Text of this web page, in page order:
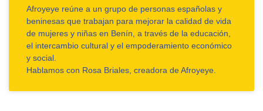
Afroyeye reúne a un grupo de personas españolas y
beninesas que trabajan para mejorar la calidad de vida
de mujeres y niñas en Benín, a través de la educación,
el intercambio cultural y el empoderamiento económico
y social.
Hablamos con Rosa Briales, creadora de Afroyeye.